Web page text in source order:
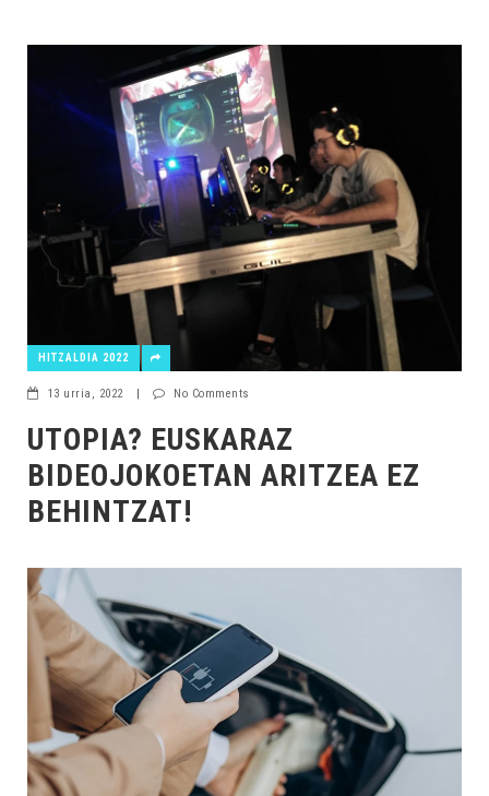
HITZALDIA 2022
13 urria, 2022 | No Comments
UTOPIA? EUSKARAZ
BIDEOJOKOETAN ARITZEA EZ
BEHINTZAT!